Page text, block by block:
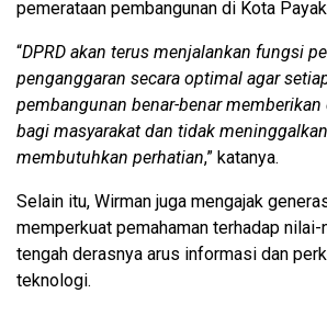
pemerataan pembangunan di Kota
“DPRD akan terus menjalankan fungsi
penganggaran secara optimal agar
pembangunan benar-benar
bagi masyarakat dan tidak
membutuhkan perhatian,” katanya.
Selain itu, Wirman juga mengajak
memperkuat pemahaman terhadap
tengah derasnya arus informasi dan
teknologi.